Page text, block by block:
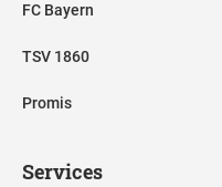
FC Bayern
TSV 1860
Promis
Services